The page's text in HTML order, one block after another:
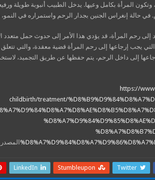
المرأة بكامل وعيها. يدخل الطبيب أنبوبة طويلة
حالة إنغراس الجنين بجدار الرحم واستمراره في النمو،
رحم المرأة، قد يؤدي هذا الأمر إلى حدوث حمل متعدد
التي يجب إرجاعها إلى رحم المرأة قضية معقدة، والتي
إلى داخل الرحم، يتم حفظها عن طريق التجميد،
https://
childbirth/treatment/
المصدر
Twitter
Stumbleupon
LinkedIn